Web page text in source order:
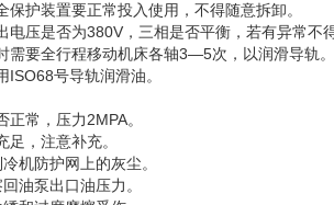
护装置要正常投入使用，不得随意拆卸。
压是否为380V，三相是否平衡，若有异常不
要全行程移动机床各轴3—5次，以润滑导轨。
号导轨润滑油。
常，压力2MPA。
，注意补充。
机防护网上的灰尘。
油泵出口油压力。